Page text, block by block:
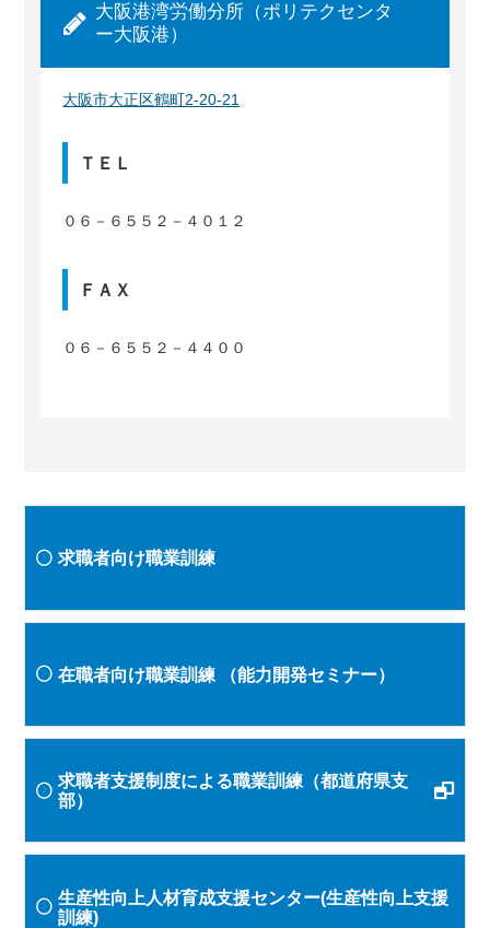
大阪港湾労働分所（ポリテクセンタ
ー大阪港）
大阪市大正区鶴町2-20-21
ＴＥＬ
０６－６５５２－４０１２
ＦＡＸ
０６－６５５２－４４００
求職者向け職業訓練
在職者向け職業訓練 （能力開発セミナー）
求職者支援制度による職業訓練（都道府県支
部）
生産性向上人材育成支援センター(生産性向上支援
訓練)